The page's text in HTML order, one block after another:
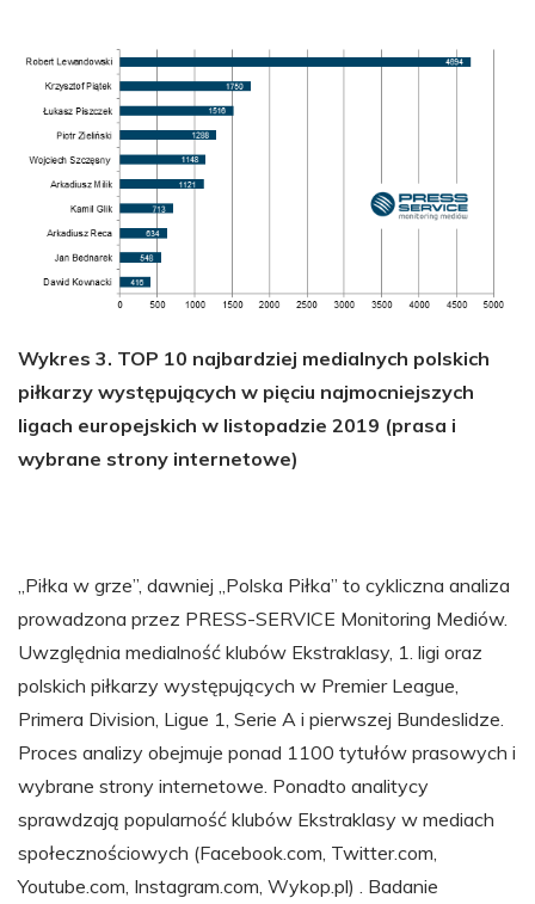
Wykres 3. TOP 10 najbardziej medialnych polskich
piłkarzy występujących w pięciu najmocniejszych
ligach europejskich w listopadzie 2019 (prasa i
wybrane strony internetowe)
„Piłka w grze”, dawniej „Polska Piłka” to cykliczna analiza
prowadzona przez PRESS-SERVICE Monitoring Mediów.
Uwzględnia medialność klubów Ekstraklasy, 1. ligi oraz
polskich piłkarzy występujących w Premier League,
Primera Division, Ligue 1, Serie A i pierwszej Bundeslidze.
Proces analizy obejmuje ponad 1100 tytułów prasowych i
wybrane strony internetowe. Ponadto analitycy
sprawdzają popularność klubów Ekstraklasy w mediach
społecznościowych (Facebook.com, Twitter.com,
Youtube.com, Instagram.com, Wykop.pl) . Badanie